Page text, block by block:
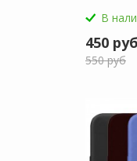
В
450 руб
550 руб